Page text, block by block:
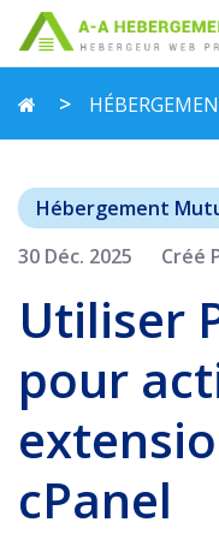
Hébergement
30 Déc. 2025
Créé
Utiliser
pour
cPanel